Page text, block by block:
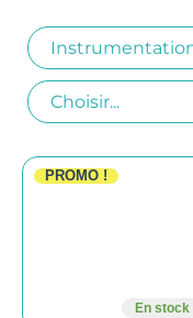
PROMO !
En stock